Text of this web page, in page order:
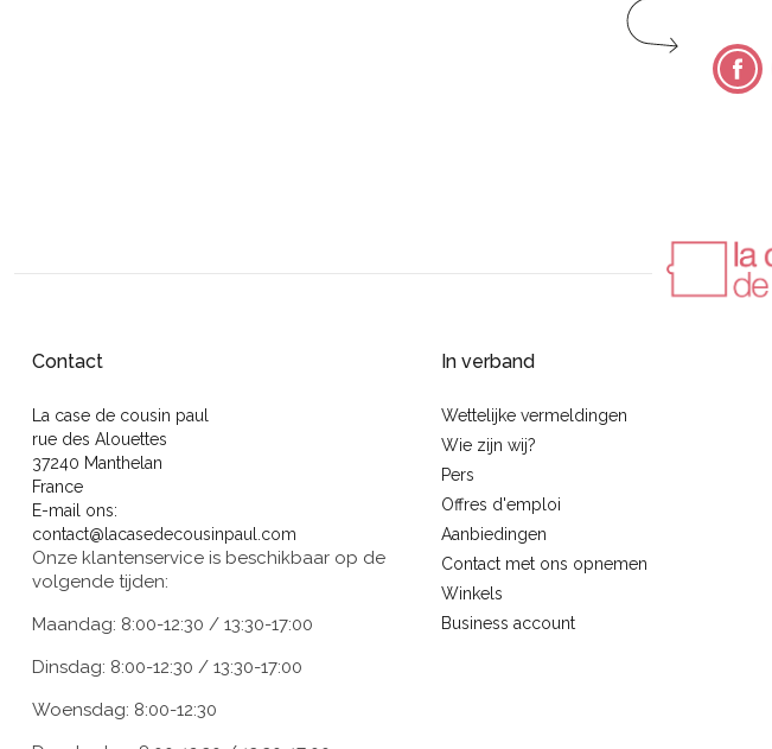
Contact
La case de cousin paul
rue des Alouettes
37240 Manthelan
France
E-mail ons:
contact@lacasedecousinpaul.com
Onze klantenservice is beschikbaar op de
volgende tijden:
Maandag: 8:00-12:30 / 13:30-17:00
Dinsdag: 8:00-12:30 / 13:30-17:00
Woensdag: 8:00-12:30
In verband
Wettelijke vermeldingen
Wie zijn wij?
Pers
Offres d'emploi
Aanbiedingen
Contact met ons opnemen
Winkels
Business account